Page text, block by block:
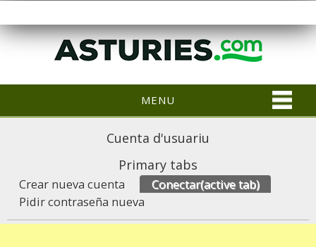
MENU
Cuenta d'usuariu
Primary tabs
Crear nueva cuenta Conectar(active tab)
Pidir contraseña nueva